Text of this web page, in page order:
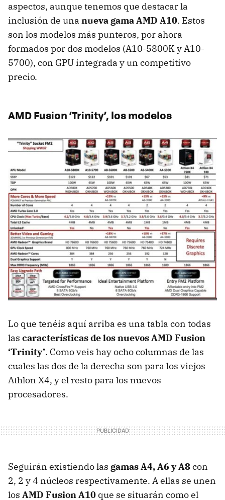
aspectos, aunque tenemos que destacar la
inclusión de una nueva gamaAMD A10. Estos
son los modelos más punteros, por ahora
formados por dos modelos (A10-5800K y A10-
5700), con GPU integrada y un competitivo
precio.
AMDFusion ‘Trinity’, los modelos
Lo que tenéis aquí arriba es una tabla con todas
las características de los nuevosAMD Fusion
‘Trinity’. Como veis hay ocho columnas de las
cuales las dos de la derecha son para los viejos
Athlon X4, y el resto para los nuevos
procesadores.
Seguirán existiendo las gamas A4, A6 y A8con
2, 2 y 4 núcleos respectivamente. A ellas se unen
los AMD Fusion A10 que se situarán como el